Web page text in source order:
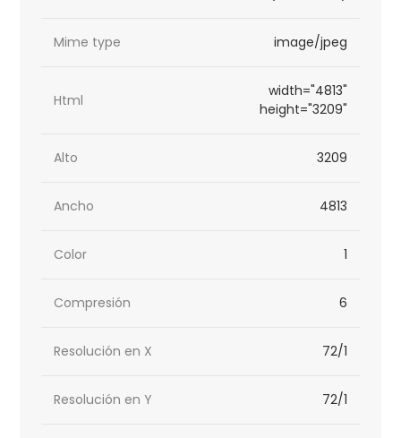
Mime type image/jpeg
Html
width="4813"
height="3209"
Alto 3209
Ancho 4813
Color 1
Compresión 6
Resolución en X 72/1
Resolución en Y 72/1